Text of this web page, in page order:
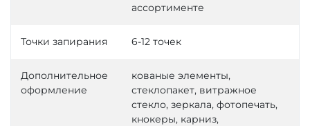
ассортименте
Точки запирания 6-12 точек
Дополнительное
оформление
кованые элементы,
стеклопакет, витражное
стекло, зеркала, фотопечать,
кнокеры, карниз,